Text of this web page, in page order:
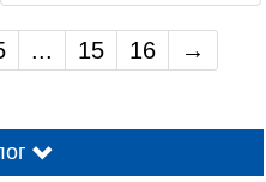
... 15 16 →